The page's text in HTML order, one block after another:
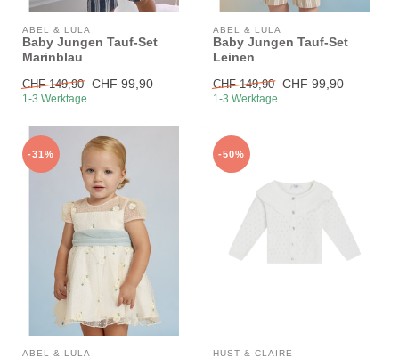
ABEL & LULA
Baby Jungen Tauf-Set
Marinblau
CHF 149,90 CHF 99,90
1-3 Werktage
ABEL & LULA
Baby Jungen Tauf-Set
Leinen
CHF 149,90 CHF 99,90
1-3 Werktage
-31%
ABEL & LULA
-50%
HUST & CLAIRE